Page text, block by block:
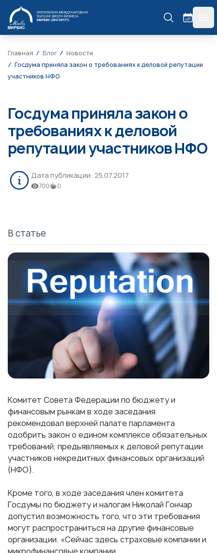
МИРБИС
Главная Блог
Новости
Госдума приняла закон о требованиях к деловой репутации
участников НФО
Госдума приняла закон о
требованиях к деловой
репутации участников НФО
Дата публикации: 25.07.2017
700 0
В статье
Комитет Совета Федерации по бюджету и
финансовым рынкам в ходе заседания
рекомендовал верхней палате парламента
одобрить закон о едином комплексе обязательных
требований, предъявляемых к деловой репутации
участников некредитных финансовых организаций
(НФО).
Кроме того, в ходе заседания член комитета
Госдумы по бюджету и налогам Николай Гончар
допустил возможность того, что эти требования
могут распространиться на другие финансовые
организации. «Сейчас здесь страховые компании и